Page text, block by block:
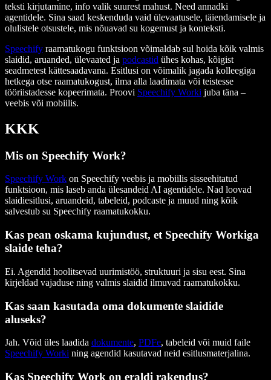
teksti kirjutamine, info valik suurest mahust. Need annadki
agentidele. Sina saad keskenduda vaid ülevaatusele, täiendamisele ja
olulistele otsustele, mis nõuavad su kogemust ja konteksti.
Speechify raamatukogu funktsioon võimaldab sul hoida kõik valmis
slaidid, aruanded, ülevaated ja podcastid ühes kohas, kõigist
seadmetest kättesaadavana. Esitlusi on võimalik jagada kolleegiga
hetkega otse raamatukogust, ilma alla laadimata või teistesse
tööriistadesse kopeerimata. Proovi Speechify Worki juba täna –
veebis või mobiilis.
KKK
Mis on Speechify Work?
Speechify Work on Speechify veebis ja mobiilis sisseehitatud
funktsioon, mis laseb anda ülesandeid AI agentidele. Nad loovad
slaidiesitlusi, aruandeid, tabeleid, podcaste ja muud ning kõik
salvestub su Speechify raamatukokku.
Kas pean oskama kujundust, et Speechify Workiga
slaide teha?
Ei. Agendid hoolitsevad uurimistöö, struktuuri ja sisu eest. Sina
kirjeldad vajaduse ning valmis slaidid ilmuvad raamatukokku.
Kas saan kasutada oma dokumente slaidide
aluseks?
Jah. Võid üles laadida dokumente, PDFe, tabeleid või muid faile
Speechify Worki ning agendid kasutavad neid esitlusmaterjalina.
Kas Speechify Work on eraldi rakendus?